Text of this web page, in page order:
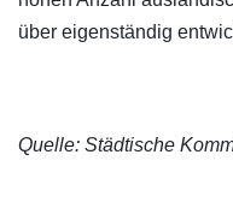
über eigenständig
Quelle: Städtische